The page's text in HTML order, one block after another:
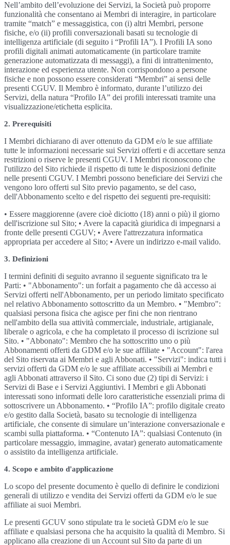
Nell’ambito dell’evoluzione dei Servizi, la Società può proporre
funzionalità che consentano ai Membri di interagire, in particolare
tramite “match” e messaggistica, con (i) altri Membri, persone
fisiche, e/o (ii) profili conversazionali basati su tecnologie di
intelligenza artificiale (di seguito i “Profili IA”). I Profili IA sono
profili digitali animati automaticamente (in particolare tramite
generazione automatizzata di messaggi), a fini di intrattenimento,
interazione ed esperienza utente. Non corrispondono a persone
fisiche e non possono essere considerati “Membri” ai sensi delle
presenti CGUV. Il Membro è informato, durante l’utilizzo dei
Servizi, della natura “Profilo IA” dei profili interessati tramite una
visualizzazione/etichetta esplicita.
2. Prerequisiti
I Membri dichiarano di aver ottenuto da GDM e/o le sue affiliate
tutte le informazioni necessarie sui Servizi offerti e di accettare senza
restrizioni o riserve le presenti CGUV. I Membri riconoscono che
l'utilizzo del Sito richiede il rispetto di tutte le disposizioni definite
nelle presenti CGUV. I Membri possono beneficiare dei Servizi che
vengono loro offerti sul Sito previo pagamento, se del caso,
dell'Abbonamento scelto e del rispetto dei seguenti pre-requisiti:
• Essere maggiorenne (avere cioè diciotto (18) anni o più) il giorno
dell'iscrizione sul Sito; • Avere la capacità giuridica di impegnarsi a
fronte delle presenti CGUV; • Avere l'attrezzatura informatica
appropriata per accedere al Sito; • Avere un indirizzo e-mail valido.
3. Definizioni
I termini definiti di seguito avranno il seguente significato tra le
Parti: • "Abbonamento": un forfait a pagamento che dà accesso ai
Servizi offerti nell'Abbonamento, per un periodo limitato specificato
nel relativo Abbonamento sottoscritto da un Membro. • "Membro":
qualsiasi persona fisica che agisce per fini che non rientrano
nell'ambito della sua attività commerciale, industriale, artigianale,
liberale o agricola, e che ha completato il processo di iscrizione sul
Sito. • "Abbonato": Membro che ha sottoscritto uno o più
Abbonamenti offerti da GDM e/o le sue affiliate • "Account": l'area
del Sito riservata ai Membri e agli Abbonati. • "Servizi": indica tutti i
servizi offerti da GDM e/o le sue affiliate accessibili ai Membri e
agli Abbonati attraverso il Sito. Ci sono due (2) tipi di Servizi: i
Servizi di Base e i Servizi Aggiuntivi. I Membri e gli Abbonati
interessati sono informati delle loro caratteristiche essenziali prima di
sottoscrivere un Abbonamento. • “Profilo IA”: profilo digitale creato
e/o gestito dalla Società, basato su tecnologie di intelligenza
artificiale, che consente di simulare un’interazione conversazionale e
scambi sulla piattaforma. • “Contenuto IA”: qualsiasi Contenuto (in
particolare messaggio, immagine, avatar) generato automaticamente
o assistito da intelligenza artificiale.
4. Scopo e ambito d'applicazione
Lo scopo del presente documento è quello di definire le condizioni
generali di utilizzo e vendita dei Servizi offerti da GDM e/o le sue
affiliate ai suoi Membri.
Le presenti GCUV sono stipulate tra le società GDM e/o le sue
affiliate e qualsiasi persona che ha acquisito la qualità di Membro. Si
applicano alla creazione di un Account sul Sito da parte di un